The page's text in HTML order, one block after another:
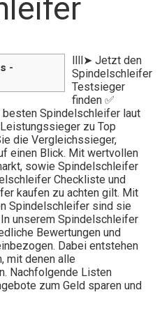
-
llll➤ Jetzt den
Spindelschleifer
Testsieger
finden ✅
besten Spindelschleifer laut
zu Top
die Vergleichssieger,
einen Blick. Mit wertvollen
sowie Spindelschleifer
Checkliste und
kaufen zu achten gilt. Mit
Spindelschleifer sind sie
unserem Spindelschleifer
Bewertungen und
Dabei entstehen
mit denen alle
Nachfolgende Listen
zum Geld sparen und